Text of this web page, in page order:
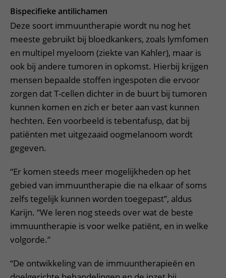
Bispecifieke antilichamen
Deze soort immuuntherapie wordt nu nog het
meeste gebruikt bij bloedkankers, zoals lymfomen
en multipel myeloom (ziekte van Kahler), maar is
ook bij andere tumoren in opkomst. Hierbij krijgen
mensen bepaalde stoffen ingespoten die ervoor
zorgen dat T-cellen dichter in de buurt bij tumoren
kunnen komen en zich er beter aan vast kunnen
hechten. Een voorbeeld is tebentafusp, dat bij
patiënten met uitgezaaid oogmelanoom wordt
gegeven.
“Er komen steeds meer mogelijkheden op het
gebied van immuuntherapie die na elkaar of soms
zelfs tegelijk kunnen worden toegepast”, aldus
Karijn. “We leren nog steeds over wat de beste
immuuntherapie is voor welke patiënt, en in welke
volgorde.”
“De ontwikkeling van de immuuntherapieën en